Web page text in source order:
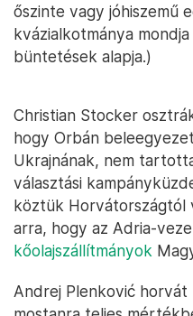
őszinte vagy jóhiszemű
kvázialkotmánya
büntetések alapja.)
Christian Stocker
hogy Orbán
Ukrajnának, nem
választási
köztük Horvátországtól
arra, hogy az Adria-
kőolajszállítmányok
Andrej Plenković horvát